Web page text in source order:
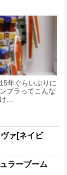
年ぐらいぶりに
プラってこんな
…
ァ[ネイビ
ラーブーム